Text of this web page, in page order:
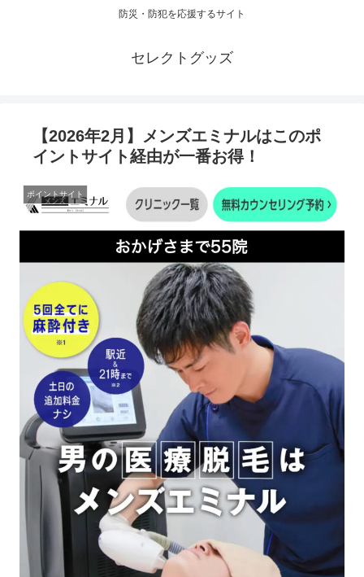
防災・防犯を応援するサイト
セレクトグッズ
【2026年2月】メンズエミナルはこのポ
イントサイト経由が一番お得！
ポイントサイト